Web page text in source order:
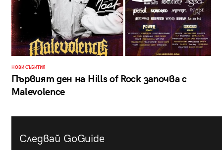
НОВИ СЪБИТИЯ
Първият ден на Hills of Rock започва с
Malevolence
Следвай GoGuide